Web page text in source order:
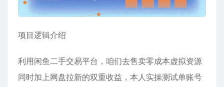
项目逻辑介绍
利用闲鱼二手交易平台，咱们去售卖零成本虚拟资源
同时加上网盘拉新的双重收益，本人实操测试单账号